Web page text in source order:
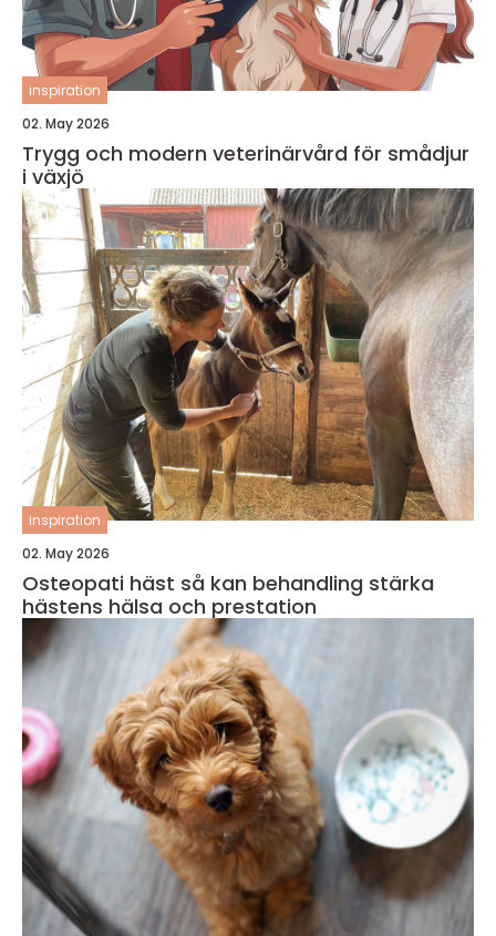
inspiration
02. May 2026
Trygg och modern veterinärvård för smådjur
i växjö
inspiration
02. May 2026
Osteopati häst så kan behandling stärka
hästens hälsa och prestation